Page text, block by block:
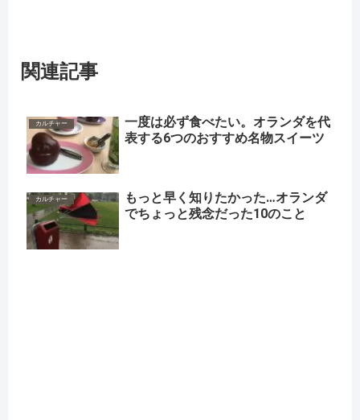
関連記事
カルチャー
一度は必ず食べたい。オランダを代
表する6つのおすすめ名物スイーツ
カルチャー
もっと早く知りたかった…オランダ
でちょっと残念だった10のこと